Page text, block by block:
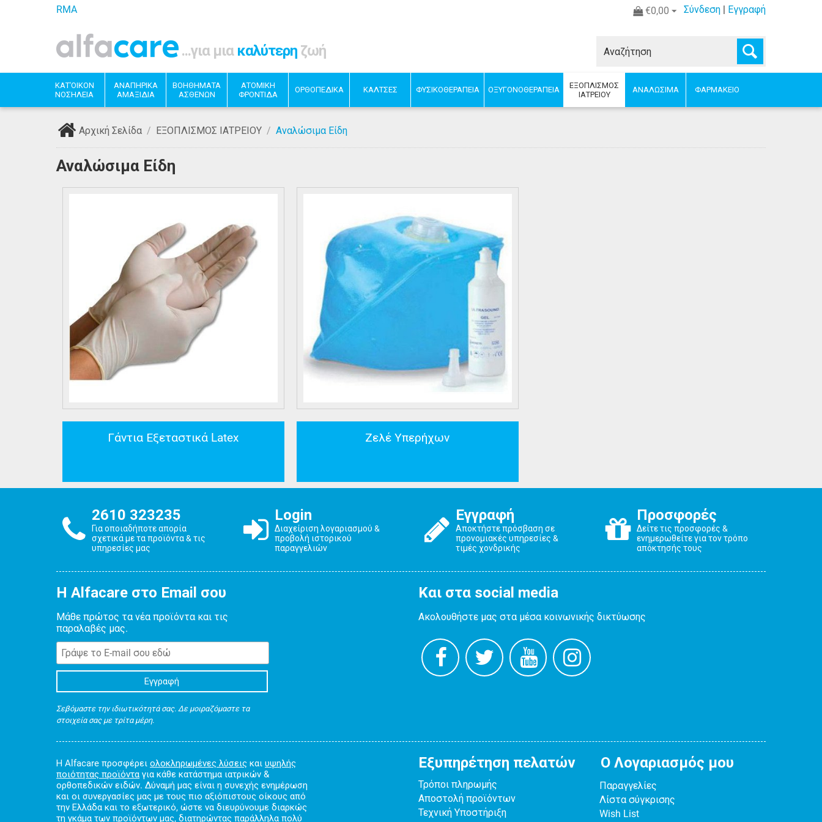
RMA Σύνδεση| Εγγραφή
€0,00
...για μια καλύτερη ζωή
ΚΑΤ'ΟΙΚΟΝ
ΝΟΣΗΛΕΙΑ
ΑΝΑΠΗΡΙΚΑ
ΑΜΑΞΙΔΙΑ
ΒΟΗΘΗΜΑΤΑ
ΑΣΘΕΝΩΝ
ΑΤΟΜΙΚΗ
ΦΡΟΝΤΙΔΑ
ΟΡΘΟΠΕΔΙΚΑ ΚΑΛΤΣΕΣ ΦΥΣΙΚΟΘΕΡΑΠΕΙΑ ΟΞΥΓΟΝΟΘΕΡΑΠΕΙΑ
ΕΞΟΠΛΙΣΜΟΣ
ΙΑΤΡΕΙΟΥ
ΑΝΑΛΩΣΙΜΑ ΦΑΡΜΑΚΕΙΟ
Αρχική Σελίδα / ΕΞΟΠΛΙΣΜΟΣ ΙΑΤΡΕΙΟΥ / Αναλώσιμα Είδη
Αναλώσιμα Είδη
Γάντια Εξεταστικά Latex Ζελέ Υπερήχων
2610 323235
Για οποιαδήποτε απορία
σχετικά με τα προϊόντα & τις
υπηρεσίες μας
Login
Διαχείριση λογαριασμού &
προβολή ιστορικού
παραγγελιών
Εγγραφή
Αποκτήστε πρόσβαση σε
προνομιακές υπηρεσίες &
τιμές χονδρικής
Προσφορές
Δείτε τις προσφορές &
ενημερωθείτε για τον τρόπο
απόκτησής τους
Η Alfacare στο Email σου
Μάθε πρώτος τα νέα προϊόντα και τις
παραλαβές μας.
Σεβόμαστε την ιδιωτικότητά σας. Δε μοιραζόμαστε τα
στοιχεία σας με τρίτα μέρη.
Και στα social media
Ακολουθήστε μας στα μέσα κοινωνικής δικτύωσης
Η Alfacare προσφέρει ολοκληρωμένες λύσεις και υψηλής
ποιότητας προϊόντα για κάθε κατάστημα ιατρικών &
ορθοπεδικών ειδών. Δύναμή μας είναι η συνεχής ενημέρωση
και οι συνεργασίες μας με τους πιο αξιόπιστους οίκους από
την Ελλάδα και το εξωτερικό, ώστε να διευρύνουμε διαρκώς
τη γκάμα των προϊόντων μας, διατηρώντας παράλληλα πολύ
Εξυπηρέτηση πελατών
Τρόποι πληρωμής
Αποστολή προϊόντων
Τεχνική Υποστήριξη
Ο Λογαριασμός μου
Παραγγελίες
Λίστα σύγκρισης
Wish List